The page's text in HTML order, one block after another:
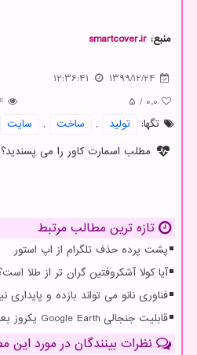
منبع: smartcover.ir
1399/12/24
12:36:41
0.0
/
5
تگها:
تولید , ساخت , سایت
مطلب اسمارت کاور را می پسندید؟
تازه ترین مطالب مرتبط
پشت پرده حذف تلگرام از اپ استور
آیا کولا آشکروفتین گران تر از طلا
فناوری نانو می تواند بازده و پایداری
قابلیت جنجالی Google Earth یکروز بعد از عرضه غیرفعال شد
نظرات بینندگان در مورد این